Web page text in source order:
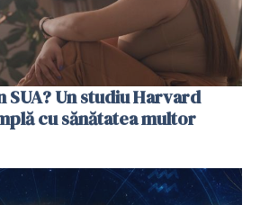
SUA? Un studiu Harvard
cu sănătatea multor